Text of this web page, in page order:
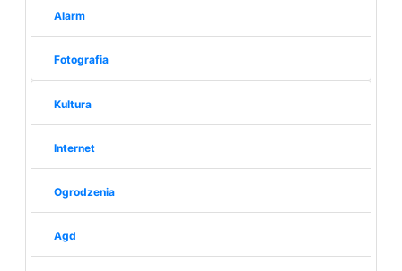
Alarm
Fotografia
Kultura
Internet
Ogrodzenia
Agd